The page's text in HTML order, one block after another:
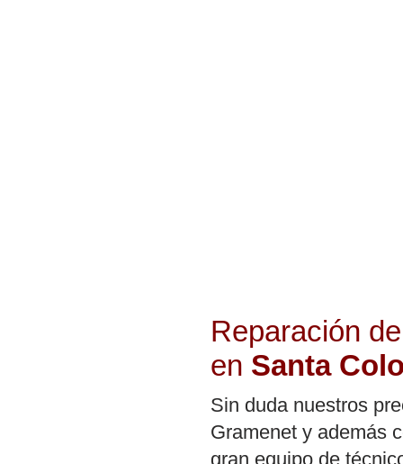
Reparación
en Santa
Sin duda nuestros
Gramenet y además
gran equipo de